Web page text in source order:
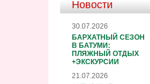
Новости
30.07.2026
БАРХАТНЫЙ СЕЗОН
В БАТУМИ:
ПЛЯЖНЫЙ ОТДЫХ
+ЭКСКУРСИИ
21.07.2026